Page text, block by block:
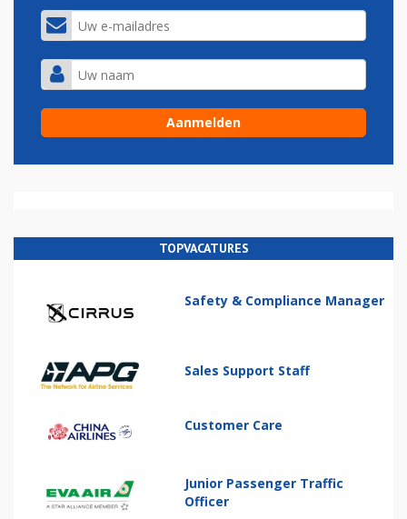
TOPVACATURES
Safety & Compliance Manager
Sales Support Staff
Customer Care
Junior Passenger Traffic
Officer